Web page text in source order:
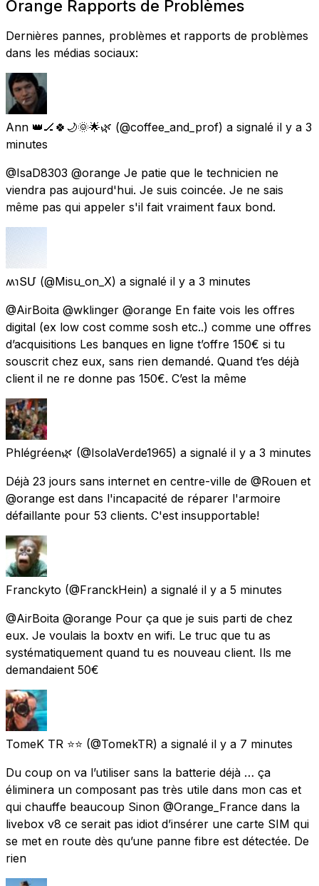
Orange Rapports de Problèmes
Dernières pannes, problèmes et rapports de problèmes
dans les médias sociaux:
Ann 👑🏒🍀🌙🌞🌟🌿 (@coffee_and_prof) a signalé il y a 3
minutes
@IsaD8303 @orange Je patie que le technicien ne
viendra pas aujourd'hui. Je suis coincée. Je ne sais
même pas qui appeler s'il fait vraiment faux bond.
ʍɿՏՄ (@Misu_on_X) a signalé il y a 3 minutes
@AirBoita @wklinger @orange En faite vois les offres
digital (ex low cost comme sosh etc..) comme une offres
d’acquisitions Les banques en ligne t’offre 150€ si tu
souscrit chez eux, sans rien demandé. Quand t’es déjà
client il ne re donne pas 150€. C’est la même
Phlégréen🌿 (@IsolaVerde1965) a signalé il y a 3 minutes
Déjà 23 jours sans internet en centre-ville de @Rouen et
@orange est dans l'incapacité de réparer l'armoire
défaillante pour 53 clients. C'est insupportable!
Franckyto (@FranckHein) a signalé il y a 5 minutes
@AirBoita @orange Pour ça que je suis parti de chez
eux. Je voulais la boxtv en wifi. Le truc que tu as
systématiquement quand tu es nouveau client. Ils me
demandaient 50€
TomeK TR ⭐️⭐️ (@TomekTR) a signalé il y a 7 minutes
Du coup on va l’utiliser sans la batterie déjà … ça
éliminera un composant pas très utile dans mon cas et
qui chauffe beaucoup Sinon @Orange_France dans la
livebox v8 ce serait pas idiot d’insérer une carte SIM qui
se met en route dès qu’une panne fibre est détectée. De
rien